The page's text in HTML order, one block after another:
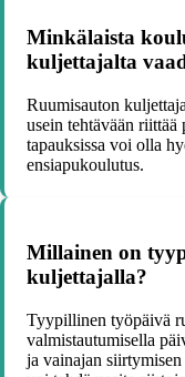
Minkälaista
kuljettajalta
Ruumisauton
usein tehtävään riittää
tapauksissa voi olla
ensiapukoulutus.
Millainen on
kuljettajalla?
Tyypillinen työpäivä
valmistautumisella
ja vainajan